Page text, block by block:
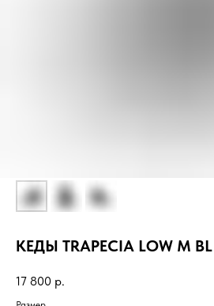
КЕДЫ TRAPECIA LOW M BL
17 800 р.